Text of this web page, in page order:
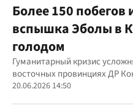
Более 150 побегов
вспышка Эболы в
голодом
Гуманитарный кризис
восточных провинциях ДР
20.06.2026 14:50